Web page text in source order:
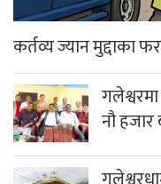
कर्तव्य ज्यान मुद्दाका
नौ